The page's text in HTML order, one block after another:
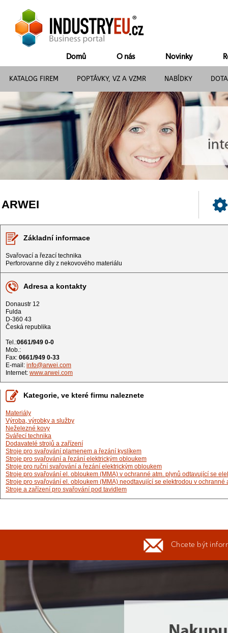
Domů O nás Novinky
KATALOG FIREM POPTÁVKY, VZ A VZMR NABÍDKY
ARWEI
Základní informace
Svařovací a řezací technika
Perforovanne díly z nekovového materiálu
Adresa a kontakty
Donaustr 12
Fulda
D-360 43
Česká republika
Tel.:0661/949 0-0
Mob.:
Fax: 0661/949 0-33
E-mail: info@arwei.com
Internet: www.arwei.com
Kategorie, ve které firmu naleznete
Materiály
Výroba, výrobky a služby
Neželezné kovy
Svářecí technika
Dodavatelé strojů a zařízení
Stroje pro svařování plamenem a řezání kyslíkem
Stroje pro svařování a řezání elektrickým obloukem
Stroje pro ruční svařování a řezání elektrickým obloukem
Stroje pro svařování el. obloukem (MMA) v ochranné atm. plynů odtavující se
Stroje pro svařování el. obloukem (MMA) neodtavující se elektrodou v ochranné
Stroje a zařízení pro svařování pod tavidlem
Chcete být